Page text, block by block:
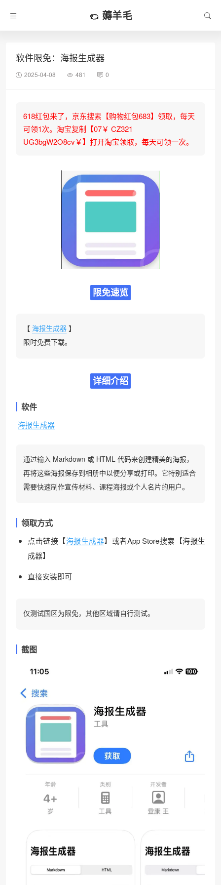
薅羊毛
软件限免：海报生成器
2025-04-08 481 0
618红包来了，京东搜索【购物红包683】领取，每天
可领1次。淘宝复制【07￥ CZ321
UG3bgW2O8cv￥】打开淘宝领取，每天可领一次。
限免速览
【 海报生成器 】
限时免费下载。
详细介绍
软件
海报生成器
通过输入 Markdown 或 HTML 代码来创建精美的海报，
再将这些海报保存到相册中以便分享或打印。它特别适合
需要快速制作宣传材料、课程海报或个人名片的用户。
领取方式
点击链接【海报生成器】或者App Store搜索【海报生
成器】
直接安装即可
仅测试国区为限免，其他区域请自行测试。
截图